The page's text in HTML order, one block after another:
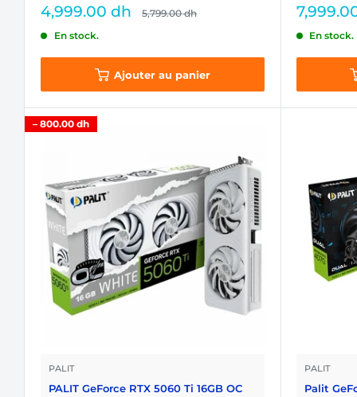
Prix
4,999.00 dh
Prix
normal
5,799.00 dh
En stock.
Ajouter au panier
Prix
En stock.
– 800.00 dh
PALIT
PALIT GeForce RTX 5060 Ti 16GB OC
PALIT
Palit